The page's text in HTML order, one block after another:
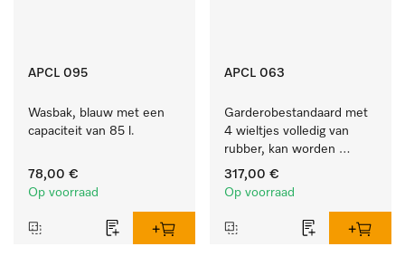
APCL 095
Wasbak, blauw met een
capaciteit van 85 l.
78,00 €
Op voorraad
APCL 063
Garderobestandaard met
4 wieltjes volledig van
rubber, kan worden
vastgezet.
317,00 €
Op voorraad